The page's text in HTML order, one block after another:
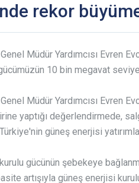
rekor
Müdür Yardımcısı Evren
10 bin megavat
Müdür Yardımcısı Evren
yaptığı değerlendirmede,
güneş enerjisi
gücünün şebekeye
artışıyla güneş enerjisi